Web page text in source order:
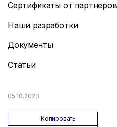
Сертификаты от партнеров
Наши разработки
Документы
Статьи
05.10.2023
Копировать